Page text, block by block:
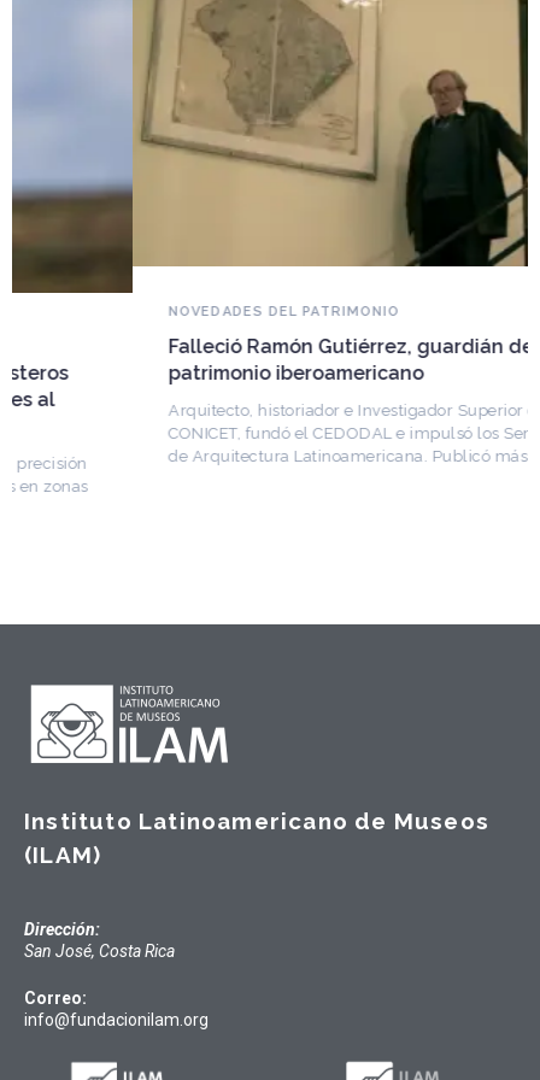
NOVEDADES DEL PATRIMONIO
Falleció Ramón Gutiérrez, guardián del
patrimonio iberoamericano
Arquitecto, historiador e Investigador Superior del
CONICET, fundó el CEDODAL e impulsó los Seminarios
de Arquitectura Latinoamericana. Publicó más de
Instituto Latinoamericano de Museos
(ILAM)
Dirección:
San José, Costa Rica
Correo:
info@fundacionilam.org